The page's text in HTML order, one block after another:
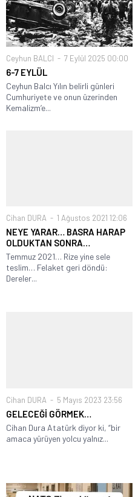
Ceyhun BALCI 7 Eylül 2025 00:00
6-7 EYLÜL
Ceyhun Balcı Yılın belirli günleri
Cumhuriyete ve onun üzerinden
Kemalizm’e...
Cihan DURA 1 Ağustos 2021 12:06
NEYE YARAR… BASRA HARAP
OLDUKTAN SONRA…
Temmuz 2021… Rize yine sele
teslim… Felaket geri döndü:
Dereler...
Cihan DURA 5 Mayıs 2023 23:56
GELECEĞİ GÖRMEK…
Cihan Dura Atatürk diyor ki, “bir
amaca yürüyen yolcu yalnız...